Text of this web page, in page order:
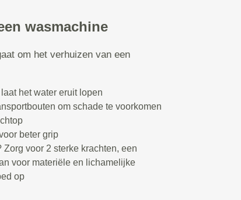
wasmachine
om het verhuizen van een
het water eruit lopen
om schade te voorkomen
beter grip
voor 2 sterke krachten, een
voor materiële en lichamelijke
op